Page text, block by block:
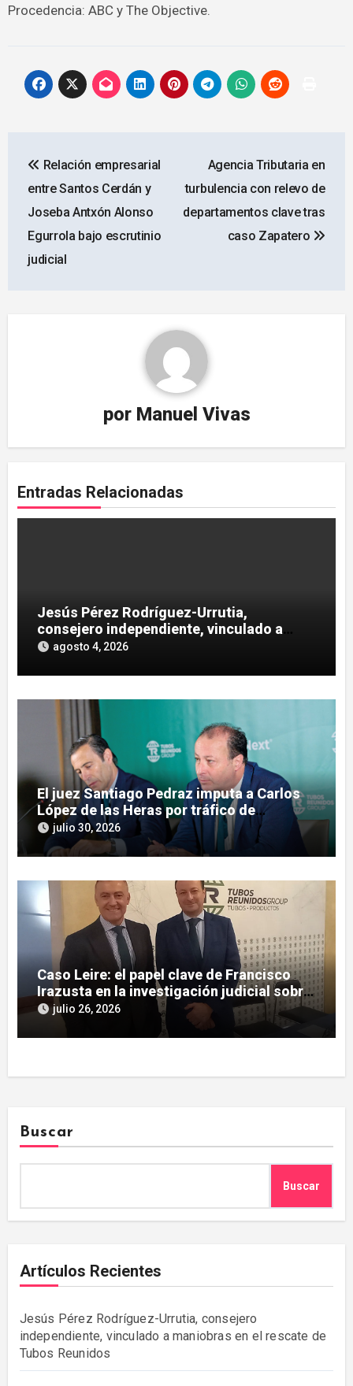
Procedencia: ABC y The Objective.
de
entradas
Relación empresarial
entre Santos Cerdán y
Joseba Antxón Alonso
Egurrola bajo escrutinio
judicial
Agencia Tributaria en
turbulencia con relevo de
departamentos clave tras
caso Zapatero
por Manuel Vivas
Entradas Relacionadas
Jesús Pérez Rodríguez-Urrutia,
consejero independiente, vinculado a
maniobras en el rescate de Tubos
agosto 4, 2026
El juez Santiago Pedraz imputa a Carlos
López de las Heras por tráfico de
influencias en el caso Leire
julio 30, 2026
Caso Leire: el papel clave de Francisco
Irazusta en la investigación judicial sobre
Tubos Reunidos
julio 26, 2026
Buscar
Buscar
Artículos Recientes
Jesús Pérez Rodríguez-Urrutia, consejero
independiente, vinculado a maniobras en el rescate de
Tubos Reunidos